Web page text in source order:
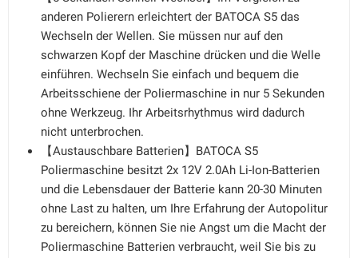
anderen Polierern erleichtert der BATOCA S5 das
Wechseln der Wellen. Sie müssen nur auf den
schwarzen Kopf der Maschine drücken und die Welle
einführen. Wechseln Sie einfach und bequem die
Arbeitsschiene der Poliermaschine in nur 5 Sekunden
ohne Werkzeug. Ihr Arbeitsrhythmus wird dadurch
nicht unterbrochen.
【Austauschbare Batterien】BATOCA S5
Poliermaschine besitzt 2x 12V 2.0Ah Li-Ion-Batterien
und die Lebensdauer der Batterie kann 20-30 Minuten
ohne Last zu halten, um Ihre Erfahrung der Autopolitur
zu bereichern, können Sie nie Angst um die Macht der
Poliermaschine Batterien verbraucht, weil Sie bis zu